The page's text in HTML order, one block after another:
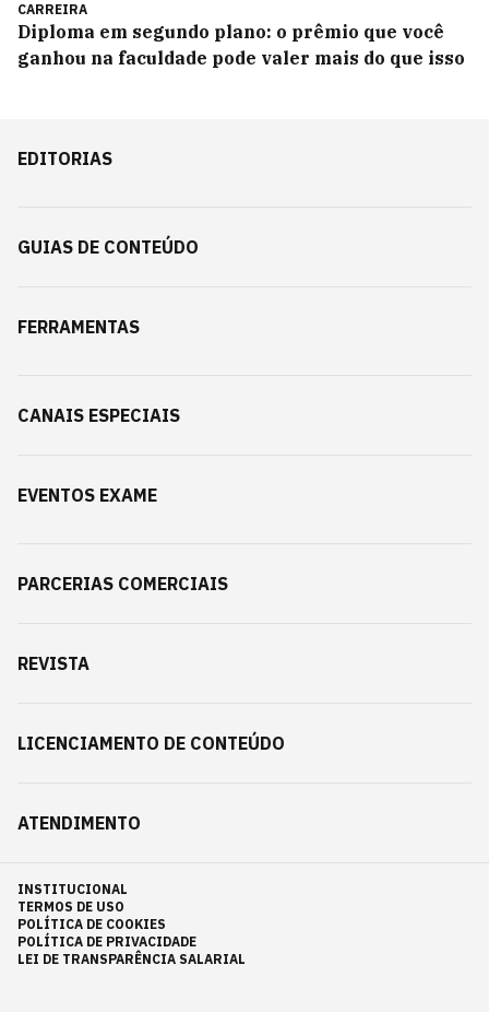
CARREIRA
Diploma em segundo plano: o prêmio que você
ganhou na faculdade pode valer mais do que isso
EDITORIAS
GUIAS DE CONTEÚDO
FERRAMENTAS
CANAIS ESPECIAIS
EVENTOS EXAME
PARCERIAS COMERCIAIS
REVISTA
LICENCIAMENTO DE CONTEÚDO
ATENDIMENTO
INSTITUCIONAL
TERMOS DE USO
POLÍTICA DE COOKIES
POLÍTICA DE PRIVACIDADE
LEI DE TRANSPARÊNCIA SALARIAL